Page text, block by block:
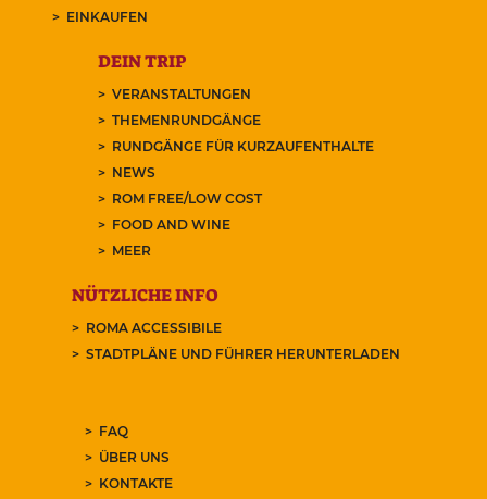
EINKAUFEN
DEIN TRIP
VERANSTALTUNGEN
THEMENRUNDGÄNGE
RUNDGÄNGE FÜR KURZAUFENTHALTE
NEWS
ROM FREE/LOW COST
FOOD AND WINE
MEER
NÜTZLICHE INFO
ROMA ACCESSIBILE
STADTPLÄNE UND FÜHRER HERUNTERLADEN
FAQ
ÜBER UNS
KONTAKTE